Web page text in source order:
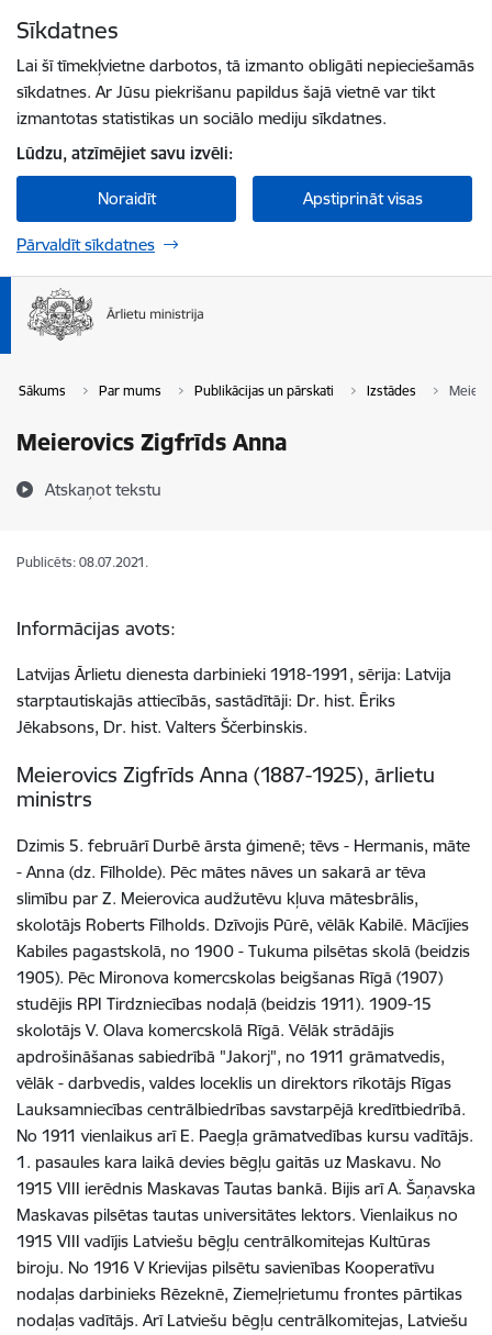
Sīkdatnes
Lai šī tīmekļvietne darbotos, tā izmanto obligāti nepieciešamās
sīkdatnes. Ar Jūsu piekrišanu papildus šajā vietnē var tikt
izmantotas statistikas un sociālo mediju sīkdatnes.
Lūdzu, atzīmējiet savu izvēli:
Noraidīt Apstiprināt visas
Pārvaldīt sīkdatnes
Sākums Par mums Publikācijas un pārskati Izstādes
Meierovics Zigfrīds Anna
Atskaņot tekstu
Publicēts: 08.07.2021.
Informācijas avots:
Latvijas Ārlietu dienesta darbinieki 1918-1991, sērija: Latvija
starptautiskajās attiecībās, sastādītāji: Dr. hist. Ēriks
Jēkabsons, Dr. hist. Valters Ščerbinskis.
Meierovics Zigfrīds Anna (1887-1925), ārlietu
ministrs
Dzimis 5. februārī Durbē ārsta ģimenē; tēvs - Hermanis, māte
- Anna (dz. Fīlholde). Pēc mātes nāves un sakarā ar tēva
slimību par Z. Meierovica audžutēvu kļuva mātesbrālis,
skolotājs Roberts Fīlholds. Dzīvojis Pūrē, vēlāk Kabilē. Mācījies
Kabiles pagastskolā, no 1900 - Tukuma pilsētas skolā (beidzis
1905). Pēc Mironova komercskolas beigšanas Rīgā (1907)
studējis RPI Tirdzniecības nodaļā (beidzis 1911). 1909-15
skolotājs V. Olava komercskolā Rīgā. Vēlāk strādājis
apdrošināšanas sabiedrībā "Jakorj", no 1911 grāmatvedis,
vēlāk - darbvedis, valdes loceklis un direktors rīkotājs Rīgas
Lauksamniecības centrālbiedrības savstarpējā kredītbiedrībā.
No 1911 vienlaikus arī E. Paegļa grāmatvedības kursu vadītājs.
1. pasaules kara laikā devies bēgļu gaitās uz Maskavu. No
1915 VIII ierēdnis Maskavas Tautas bankā. Bijis arī A. Šaņavska
Maskavas pilsētas tautas universitātes lektors. Vienlaikus no
1915 VIII vadījis Latviešu bēgļu centrālkomitejas Kultūras
biroju. No 1916 V Krievijas pilsētu savienības Kooperatīvu
nodaļas darbinieks Rēzeknē, Ziemeļrietumu frontes pārtikas
nodaļas vadītājs. Arī Latviešu bēgļu centrālkomitejas, Latviešu